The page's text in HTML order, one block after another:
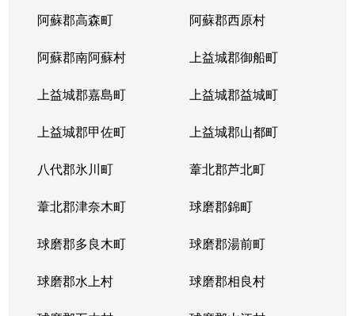
阿蘇郡高森町 阿蘇郡西原村
阿蘇郡南阿蘇村 上益城郡御船町
上益城郡嘉島町 上益城郡益城町
上益城郡甲佐町 上益城郡山都町
八代郡氷川町 葦北郡芦北町
葦北郡津奈木町 球磨郡錦町
球磨郡多良木町 球磨郡湯前町
球磨郡水上村 球磨郡相良村